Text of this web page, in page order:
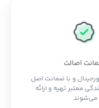
اصالت
و با ضمانت اصل
معتبر تهیه و ارائه
می‌شوند.